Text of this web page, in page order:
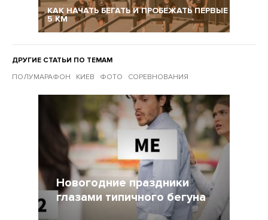
КАК НАЧАТЬ БЕГАТЬ И ПРОБЕЖАТЬ ПЕРВЫЕ
5 КМ
ДРУГИЕ СТАТЬИ ПО ТЕМАМ
ПОЛУМАРАФОН
КИЕВ ФОТО СОРЕВНОВАНИЯ
Другие статьи по темам
Новогодние праздники
глазами типичного бегуна